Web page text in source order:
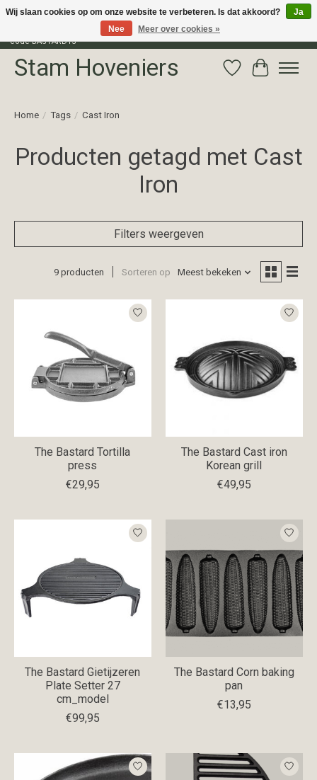
Profiteer van 15% korting op het gehele assortiment van The Bastard met
code BASTARD15
Stam Hoveniers Verlanglijst
Home / Tags / Cast Iron
Producten getagd met Cast
Iron
Filters weergeven
9 producten Sorteren op Meest bekeken
The Bastard Tortilla
press
€29,95
The Bastard Cast iron
Korean grill
€49,95
The Bastard Gietijzeren
Plate Setter 27
cm_model
€99,95
The Bastard Corn baking
pan
€13,95
Wij slaan cookies op om onze website te verbeteren. Is dat akkoord?
Ja
Nee
Meer over cookies »